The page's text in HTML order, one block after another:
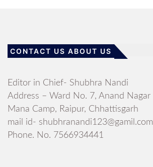
CONTACT US ABOUT US
Editor in Chief- Shubhra Nandi
Address – Ward No. 7, Anand Nagar
Mana Camp, Raipur, Chhattisgarh
mail id- shubhranandi123@gamil.com
Phone. No. 7566934441